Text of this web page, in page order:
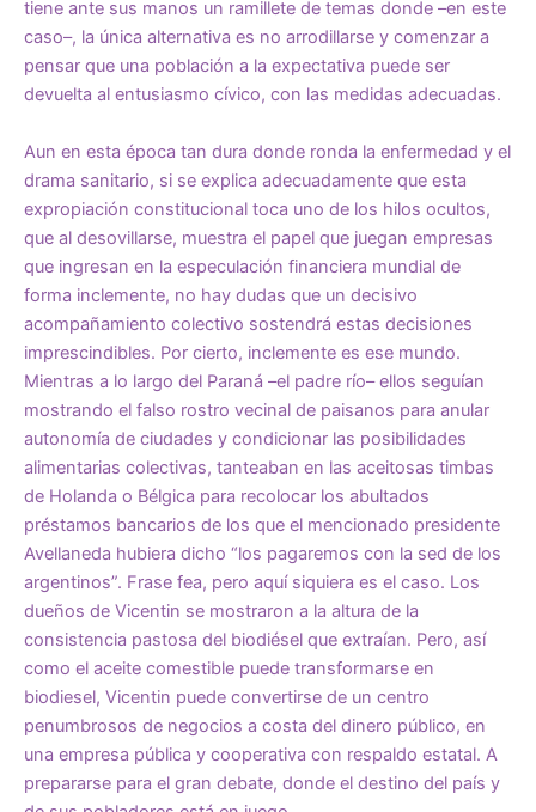
tiene ante sus manos un ramillete de temas donde –en este
caso–, la única alternativa es no arrodillarse y comenzar a
pensar que una población a la expectativa puede ser
devuelta al entusiasmo cívico, con las medidas adecuadas.
Aun en esta época tan dura donde ronda la enfermedad y el
drama sanitario, si se explica adecuadamente que esta
expropiación constitucional toca uno de los hilos ocultos,
que al desovillarse, muestra el papel que juegan empresas
que ingresan en la especulación financiera mundial de
forma inclemente, no hay dudas que un decisivo
acompañamiento colectivo sostendrá estas decisiones
imprescindibles. Por cierto, inclemente es ese mundo.
Mientras a lo largo del Paraná –el padre río– ellos seguían
mostrando el falso rostro vecinal de paisanos para anular
autonomía de ciudades y condicionar las posibilidades
alimentarias colectivas, tanteaban en las aceitosas timbas
de Holanda o Bélgica para recolocar los abultados
préstamos bancarios de los que el mencionado presidente
Avellaneda hubiera dicho “los pagaremos con la sed de los
argentinos”. Frase fea, pero aquí siquiera es el caso. Los
dueños de Vicentin se mostraron a la altura de la
consistencia pastosa del biodiésel que extraían. Pero, así
como el aceite comestible puede transformarse en
biodiesel, Vicentin puede convertirse de un centro
penumbrosos de negocios a costa del dinero público, en
una empresa pública y cooperativa con respaldo estatal. A
prepararse para el gran debate, donde el destino del país y